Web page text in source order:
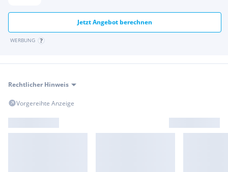
Jetzt Angebot berechnen
WERBUNG
Rechtlicher Hinweis
Vorgereihte Anzeige